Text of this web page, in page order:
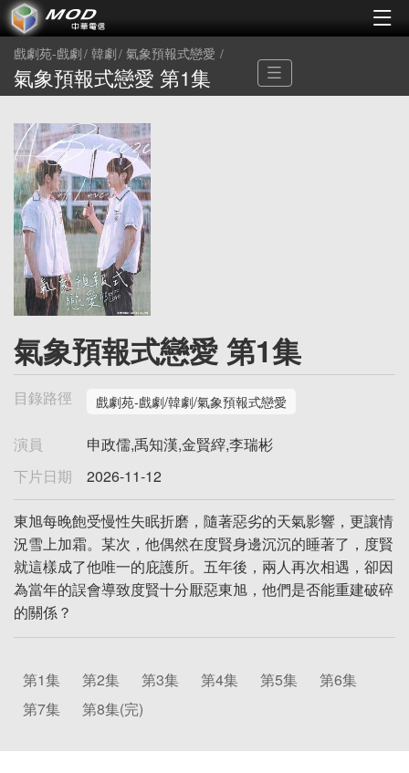
戲劇苑-戲劇 韓劇 氣象預報式戀愛
氣象預報式戀愛 第1集
氣象預報式戀愛 第1集
目錄路徑 戲劇苑-戲劇/韓劇/氣象預報式戀愛
演員
申政儒,禹知漢,金賢縡,李瑞彬
下片日期
2026-11-12
東旭每晚飽受慢性失眠折磨，隨著惡劣的天氣影響，更讓情
況雪上加霜。某次，他偶然在度賢身邊沉沉的睡著了，度賢
就這樣成了他唯一的庇護所。五年後，兩人再次相遇，卻因
為當年的誤會導致度賢十分厭惡東旭，他們是否能重建破碎
的關係？
第1集 第2集 第3集 第4集 第5集
第6集
第7集
第8集(完)